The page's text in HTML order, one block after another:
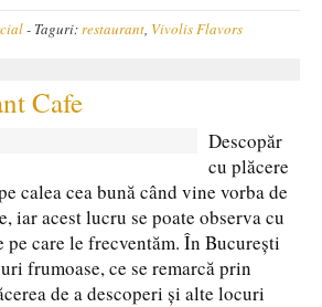
- Taguri:restaurant, Vivolis Flavors
Cafe
Descopăr
cu plăcere
calea cea bună când vine vorba de
iar acest lucru se poate observa cu
care le frecventăm. În București
frumoase, ce se remarcă prin
de a descoperi și alte locuri